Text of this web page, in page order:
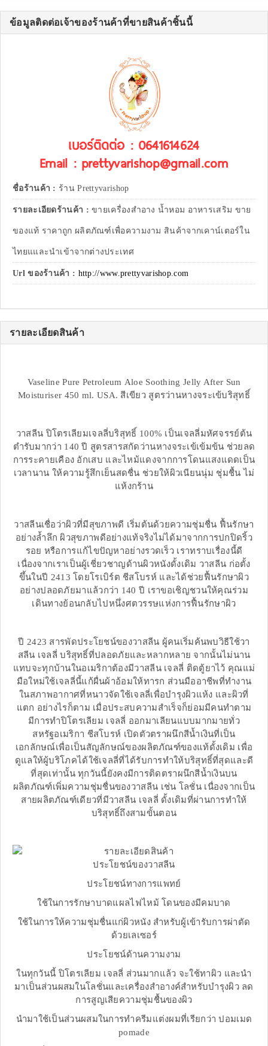
ข้อมูลติดต่อเจ้าของร้านค้าที่ขายสินค้าชิ้นนี้
เบอร์ติดต่อ : 0641614624
Email : prettyvarishop@gmail.com
ชื่อร้านค้า : ร้าน Prettyvarishop
รายละเอียดร้านค้า :ขายเครื่องสำอาง น้ำหอม อาหารเสริม ขาย
ของแท้ ราคาถูก ผลิตภัณฑ์เพื่อความงาม สินค้าจากเคาน์เตอร์ใน
ไทยแและนำเข้าจากต่างประเทศ
Url ของร้านค้า : http://www.prettyvarishop.com
รายละเอียดสินค้า
Vaseline Pure Petroleum Aloe Soothing Jelly After Sun
Moisturiser 450 ml. USA. สีเขียว สูตรว่านหางจระเข้บริสุทธิ์
วาสลีน ปิโตรเลียมเจลลี่บริสุทธิ์ 100% เป็นเจลลี่มหัศจรรย์ต้น
ตำรับมากว่า 140 ปี สูตรสารสกัดว่านหางจระเข้เข้มข้น ช่วยลด
การระคายเคือง อักเสบ และไหม้แดงจากการโดนแสงแดดเป็น
เวลานาน ให้ความรู้สึกเย็นสดชื่น ช่วยให้ผิวเนียนนุ่ม ชุ่มชื้น ไม่
แห้งกร้าน
วาสลีนเชื่อว่าผิวที่มีสุขภาพดี เริ่มต้นด้วยความชุ่มชื่น ฟื้นรักษา
อย่างล้ำลึก ผิวสุขภาพดีอย่างแท้จริงไม่ได้มาจากการปกปิดริ้ว
รอย หรือการแก้ไขปัญหาอย่างรวดเร็ว เราทราบเรื่องนี้ดี
เนื่องจากเราเป็นผู้เชี่ยวชาญด้านผิวหนังดั้งเดิม วาสลีน ก่อตั้ง
ขึ้นในปี 2413 โดยโรเบิร์ต ชีสโบรห์ และได้ช่วยฟื้นรักษาผิว
อย่างปลอดภัยมาแล้วกว่า 140 ปี เราขอเชิญชวนให้คุณร่วม
เดินทางย้อนกลับไปหนึ่งศตวรรษแห่งการฟื้นรักษาผิว
ปี 2423 สารพัดประโยชน์ของวาสลีน ผู้คนเริ่มค้นพบวิธีใช้วา
สลีน เจลลี่ บริสุทธิ์ที่ปลอดภัยและหลากหลาย จากนั้นไม่นาน
แทบจะทุกบ้านในอเมริกาต้องมีวาสลีน เจลลี่ ติดตู้ยาไว้ คุณแม่
มือใหม่ใช้เจลลี่นี้แก้ผื่นผ้าอ้อมให้ทารก ส่วนมืออาชีพที่ทำงาน
ในสภาพอากาศที่หนาวจัดใช้เจลลี่เพื่อบำรุงผิวแห้ง และผิวที่
แตก อย่างไรก็ตาม เมื่อประสบความสำเร็จก็ย่อมมีคนทำตาม
มีการทำปิโตรเลียม เจลลี่ ออกมาเลียนแบบมากมายทั่ว
สหรัฐอเมริกา ชีสโบรห์ เปิดตัวตราผนึกสีน้ำเงินที่เป็น
เอกลักษณ์เพื่อเป็นสัญลักษณ์ของผลิตภัณฑ์ของแท้ดั้งเดิม เพื่อ
ดูแลให้ผู้บริโภคได้ใช้เจลลี่ที่ได้รับการทำให้บริสุทธิ์ที่สุดและดี
ที่สุดเท่านั้น ทุกวันนี้ยังคงมีการติดตราผนึกสีน้ำเงินบน
ผลิตภัณฑ์เพิ่มความชุ่มชื่นของวาสลีน เช่น โลชั่น เนื่องจากเป็น
สายผลิตภัณฑ์เดียวที่มีวาสลีน เจลลี่ ดั้งเดิมที่ผ่านการทำให้
บริสุทธิ์ถึงสามขั้นตอน
ประโยชน์ของวาสลีน
ประโยชน์ทางการแพทย์
ใช้ในการรักษาบาดแผลไฟไหม้ โดนของมีคมบาด
ใช้ในการให้ความชุ่มชื่นแก่ผิวหนัง สำหรับผู้เข้ารับการผ่าตัด
ด้วยเลเซอร์
ประโยชน์ด้านความงาม
ในทุกวันนี้ ปิโตรเลียม เจลลี่ ส่วนมากแล้ว จะใช้ทาผิว และนำ
มาเป็นส่วนผสมในโลชั่นและเครื่องสำอางค์สำหรับบำรุงผิว ลด
การสูญเสียความชุ่มชื้นของผิว
นำมาใช้เป็นส่วนผสมในการทำครีมแต่งผมที่เรียกว่า ปอมเมด
pomade